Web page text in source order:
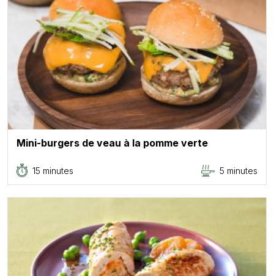
Mini-burgers de veau à la pomme verte
15 minutes 5 minutes